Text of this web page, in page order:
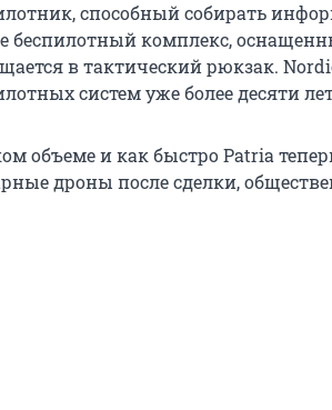
способный собирать
беспилотный комплекс,
в тактический рюкзак.
систем уже более десяти
объеме и как быстро Patria
дроны после сделки,